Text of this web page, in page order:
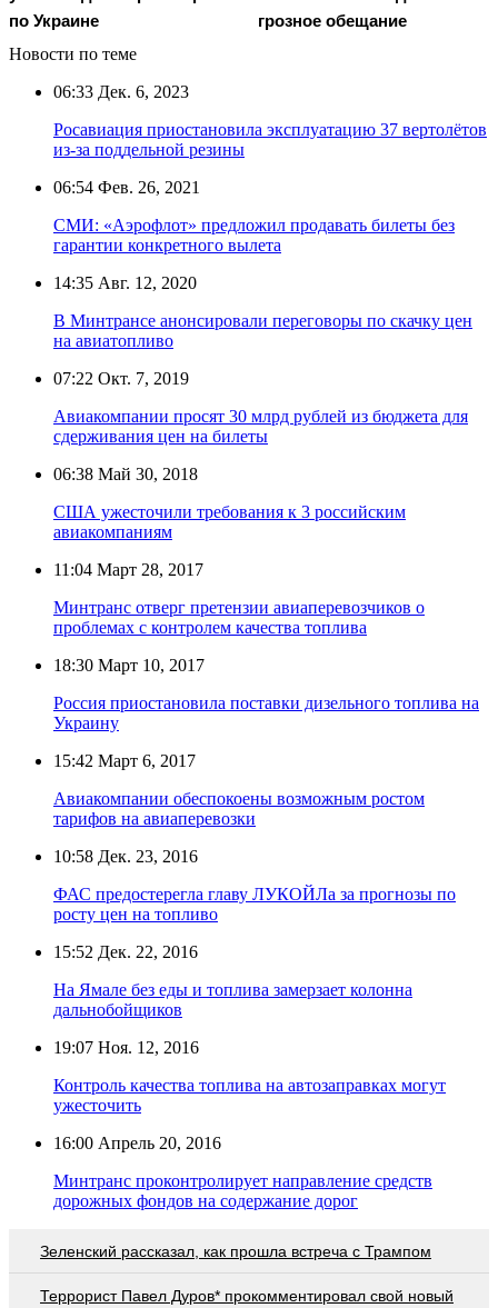
по Украине
грозное обещание
Новости по теме
06:33 Дек. 6, 2023
Росавиация приостановила эксплуатацию 37 вертолётов
из-за поддельной резины
06:54 Фев. 26, 2021
СМИ: «Аэрофлот» предложил продавать билеты без
гарантии конкретного вылета
14:35 Авг. 12, 2020
В Минтрансе анонсировали переговоры по скачку цен
на авиатопливо
07:22 Окт. 7, 2019
Авиакомпании просят 30 млрд рублей из бюджета для
сдерживания цен на билеты
06:38 Май 30, 2018
США ужесточили требования к 3 российским
авиакомпаниям
11:04 Март 28, 2017
Минтранс отверг претензии авиаперевозчиков о
проблемах с контролем качества топлива
18:30 Март 10, 2017
Россия приостановила поставки дизельного топлива на
Украину
15:42 Март 6, 2017
Авиакомпании обеспокоены возможным ростом
тарифов на авиаперевозки
10:58 Дек. 23, 2016
ФАС предостерегла главу ЛУКОЙЛа за прогнозы по
росту цен на топливо
15:52 Дек. 22, 2016
На Ямале без еды и топлива замерзает колонна
дальнобойщиков
19:07 Ноя. 12, 2016
Контроль качества топлива на автозаправках могут
ужесточить
16:00 Апрель 20, 2016
Минтранс проконтролирует направление средств
дорожных фондов на содержание дорог
Зеленский рассказал, как прошла встреча с Трампом
Террорист Павел Дуров* прокомментировал свой новый